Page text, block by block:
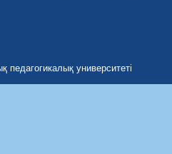
университеті